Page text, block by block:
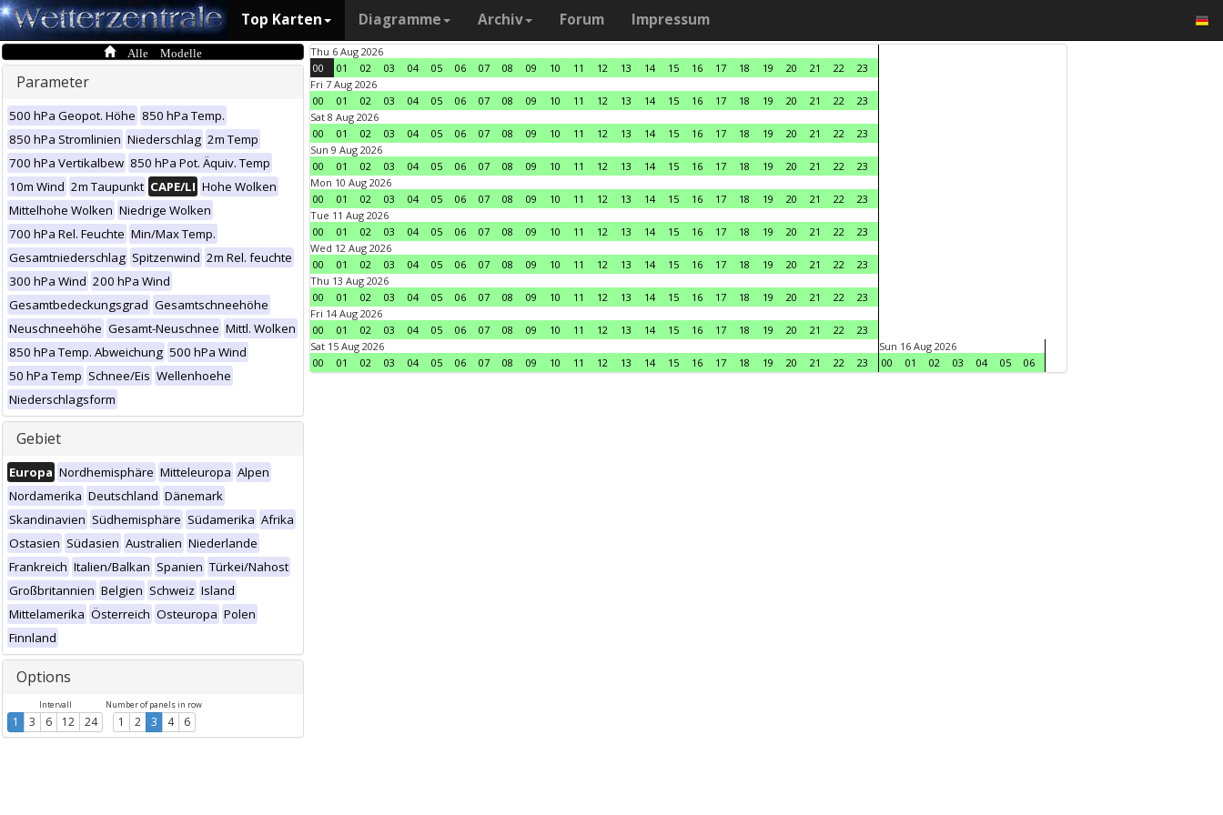
Top Karten Diagramme Archiv Forum Impressum
Alle Modelle
Parameter
500 hPa Geopot. Höhe 850 hPa Temp.
850 hPa Stromlinien Niederschlag 2m Temp
700 hPa Vertikalbew 850 hPa Pot. Äquiv. Temp
10m Wind 2m Taupunkt CAPE/LI Hohe Wolken
Mittelhohe Wolken Niedrige Wolken
700 hPa Rel. Feuchte Min/Max Temp.
Gesamtniederschlag Spitzenwind 2m Rel. feuchte
300 hPa Wind 200 hPa Wind
Gesamtbedeckungsgrad Gesamtschneehöhe
Neuschneehöhe Gesamt-Neuschnee Mittl. Wolken
850 hPa Temp. Abweichung 500 hPa Wind
50 hPa Temp Schnee/Eis Wellenhoehe
Niederschlagsform
Gebiet
Europa Nordhemisphäre Mitteleuropa Alpen
Nordamerika Deutschland Dänemark
Skandinavien Südhemisphäre Südamerika Afrika
Ostasien Südasien Australien Niederlande
Frankreich Italien/Balkan Spanien Türkei/Nahost
Großbritannien Belgien Schweiz Island
Mittelamerika Österreich Osteuropa Polen
Finnland
Options
Intervall
1 3 6 12 24
Number of panels in row
1 2 3 4 6
Thu 6 Aug 2026
00
01 02 03 04 05 06 07 08 09 10 11 12 13 14 15 16 17 18 19 20 21 22
23
Fri 7 Aug 2026
00
01 02 03 04 05 06 07 08 09 10 11 12 13 14 15 16 17 18 19 20 21 22
23
Sat 8 Aug 2026
00
01 02 03 04 05 06 07 08 09 10 11 12 13 14 15 16 17 18 19 20 21 22
23
Sun 9 Aug 2026
00
01 02 03 04 05 06 07 08 09 10 11 12 13 14 15 16 17 18 19 20 21 22
23
Mon 10 Aug 2026
00
01 02 03 04 05 06 07 08 09 10 11 12 13 14 15 16 17 18 19 20 21 22
23
Tue 11 Aug 2026
00
01 02 03 04 05 06 07 08 09 10 11 12 13 14 15 16 17 18 19 20 21 22
23
Wed 12 Aug 2026
00
01 02 03 04 05 06 07 08 09 10 11 12 13 14 15 16 17 18 19 20 21 22
23
Thu 13 Aug 2026
00
01 02 03 04 05 06 07 08 09 10 11 12 13 14 15 16 17 18 19 20 21 22
23
Fri 14 Aug 2026
00
01 02 03 04 05 06 07 08 09 10 11 12 13 14 15 16 17 18 19 20 21 22
23
Sat 15 Aug 2026
00
01 02 03 04 05 06 07 08 09 10 11 12 13 14 15 16 17 18 19 20 21 22 23
Sun 16 Aug 2026
00
01 02 03 04 05 06